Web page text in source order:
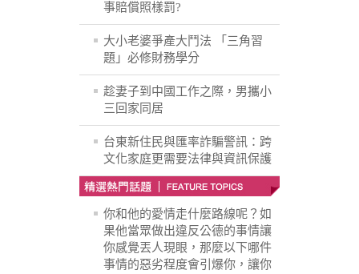
事賠償照樣罰?
大小老婆爭產大鬥法 「三角習
題」必修財務學分
趁妻子到中國工作之際，男攜小
三回家同居
台東新住民與匯率詐騙警訊：跨
文化家庭更需要法律與資訊保護
你和他的愛情走什麼路線呢？如
果他當眾做出違反公德的事情讓
你感覺丟人現眼，那麼以下哪件
事情的惡劣程度會引爆你，讓你